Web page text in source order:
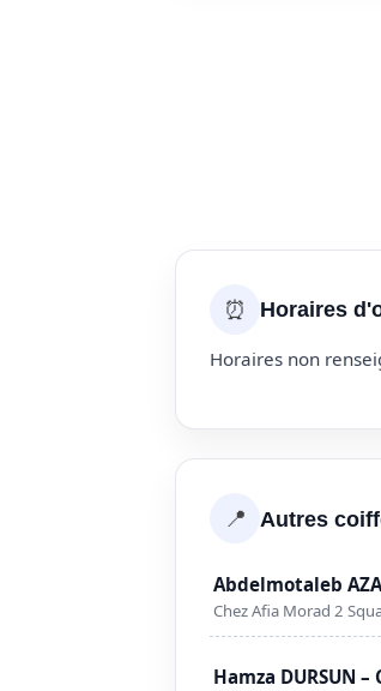
⏰ Horaires
Horaires non
📍 Autres
Abdelmotaleb
Chez Afia Morad 2
Hamza DURSUN